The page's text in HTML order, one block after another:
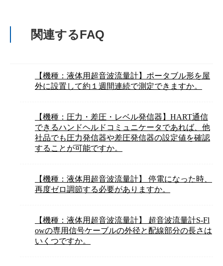
関連するFAQ
【機種：液体用超音波流量計】ポータブル形を屋
外に設置して約１週間連続で測定できますか。
【機種：圧力・差圧・レベル発信器】HART通信
できるハンドヘルドコミュニケータであれば、他
社品でも圧力発信器や差圧発信器の設定値を確認
することが可能ですか。
【機種：液体用超音波流量計】 停電になった時、
再度ゼロ調節する必要がありますか。
【機種：液体用超音波流量計】 超音波流量計S-Fl
owの専用信号ケーブルの外径と配線部分の長さは
いくつですか。